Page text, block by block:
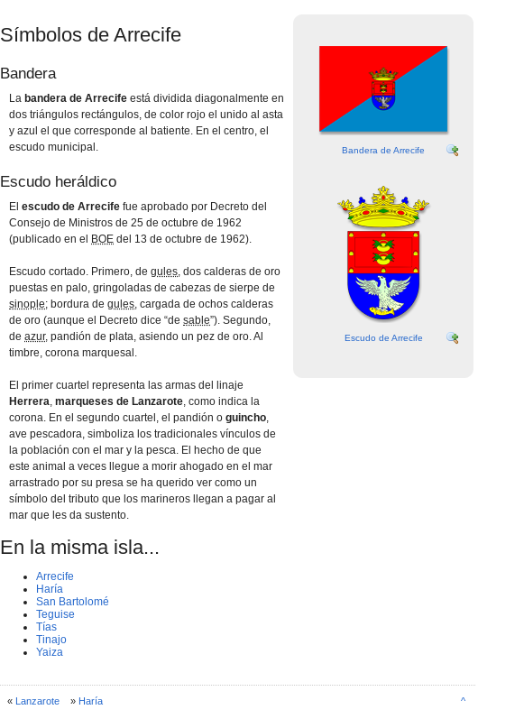
Símbolos de Arrecife
Bandera
La bandera de Arrecife está dividida diagonalmente en
dos triángulos rectángulos, de color rojo el unido al asta
y azul el que corresponde al batiente. En el centro, el
escudo municipal.
Escudo heráldico
El escudo de Arrecife fue aprobado por Decreto del
Consejo de Ministros de 25 de octubre de 1962
(publicado en el
BOE del 13 de octubre de 1962).
Escudo cortado. Primero, de gules, dos calderas de oro
puestas en palo, gringoladas de cabezas de sierpe de
sinople; bordura de gules, cargada de ochos calderas
de oro (aunque el Decreto dice “de sable”). Segundo,
de azur, pandión de plata, asiendo un pez de oro. Al
timbre, corona marquesal.
El primer cuartel representa las armas del linaje
Herrera, marqueses de Lanzarote, como indica la
corona. En el segundo cuartel, el pandión o guincho,
ave pescadora, simboliza los tradicionales vínculos de
la población con el mar y la pesca. El hecho de que
este animal a veces llegue a morir ahogado en el mar
arrastrado por su presa se ha querido ver como un
símbolo del tributo que los marineros llegan a pagar al
mar que les da sustento.
En la misma isla...
Arrecife
Harí­a
San Bartolomé
Teguise
Tí­as
Tinajo
Yaiza
Bandera de Arrecife
Escudo de Arrecife
« Lanzarote» Harí­a ^